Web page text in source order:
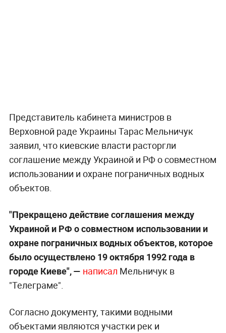
Представитель кабинета министров в
Верховной раде Украины Тарас Мельничук
заявил, что киевские власти расторгли
соглашение между Украиной и РФ о совместном
использовании и охране пограничных водных
объектов.
"Прекращено действие соглашения между
Украиной и РФ о совместном использовании и
охране пограничных водных объектов, которое
было осуществлено 19 октября 1992 года в
городе Киеве", — написал Мельничук в
"Телеграме".
Согласно документу, такими водными
объектами являются участки рек и